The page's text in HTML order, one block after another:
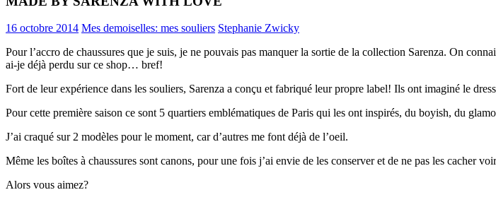
16 octobre 2014 Mes demoiselles: mes souliers Stephanie Zwicky
Pour l’accro de chaussures que je suis, je ne pouvais pas manquer la sortie de la collection Sarenza. On
ai-je déjà perdu sur ce shop… bref!
Fort de leur expérience dans les souliers, Sarenza a conçu et fabriqué leur propre label! Ils ont imaginé le
Pour cette première saison ce sont 5 quartiers emblématiques de Paris qui les ont inspirés, du boyish, du
J’ai craqué sur 2 modèles pour le moment, car d’autres me font déjà de l’oeil.
Même les boîtes à chaussures sont canons, pour une fois j’ai envie de les conserver et de ne pas les cacher
Alors vous aimez?